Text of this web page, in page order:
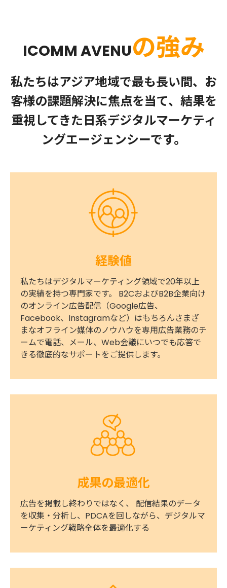
ICOMM AVENUの強み
私たちはアジア地域で最も長い間、お
客様の課題解決に焦点を当て、結果を
重視してきた日系デジタルマーケティ
ングエージェンシーです。
経験値
私たちはデジタルマーケティング領域で20年以上
の実績を持つ専門家です。 B2CおよびB2B企業向け
のオンライン広告配信（Google広告、
Facebook、Instagramなど）はもちろんさまざ
まなオフライン媒体のノウハウを専用広告業務のチ
ームで電話、メール、Web会議にいつでも応答で
きる徹底的なサポートをご提供します。
成果の最適化
広告を掲載し終わりではなく、 配信結果のデータ
を収集・分析し、PDCAを回しながら、デジタルマ
ーケティング戦略全体を最適化する